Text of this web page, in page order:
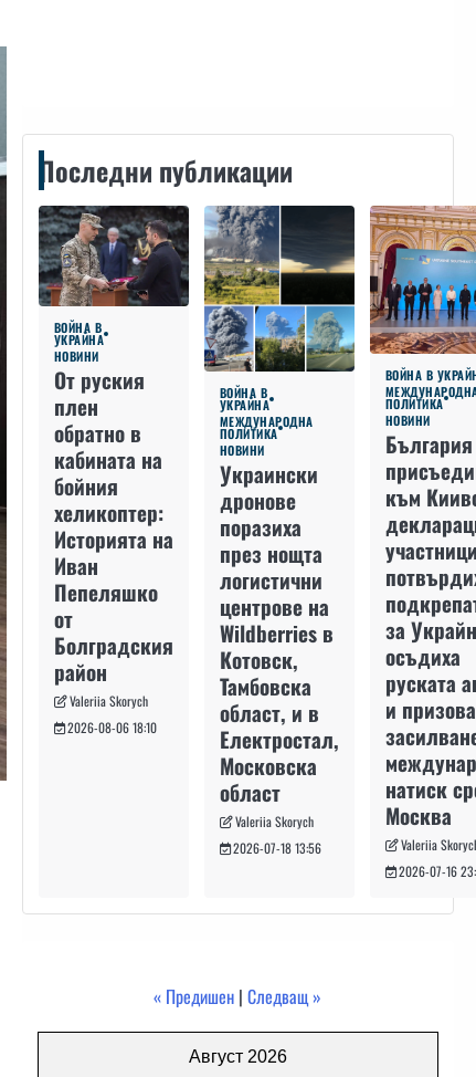
Последни публикации
ВОЙНА В
УКРАЙНА
НОВИНИ
От руския
плен
обратно в
кабината на
бойния
хеликоптер:
Историята на
Иван
Пепеляшко
от
Болградския
район
Valeriia Skorych
2026-08-06 18:10
ВОЙНА В
УКРАЙНА
МЕЖДУНАРОДНА
ПОЛИТИКА
НОВИНИ
Украински
дронове
поразиха
през нощта
логистични
центрове на
Wildberries в
Котовск,
Тамбовска
област, и в
Електростал,
Московска
област
Valeriia Skorych
2026-07-18 13:56
ВОЙНА В
ПОЛИТИКА
НОВИНИ
към
за
осъдиха
руската
и
натиск
Москва
Valeriia
2026-07-16
« Предишен |Следващ »
Август 2026